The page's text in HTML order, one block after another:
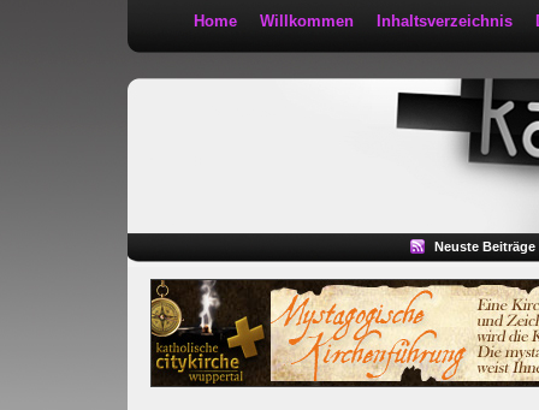
Home Willkommen Inhaltsverzeichnis
Neuste Beiträge